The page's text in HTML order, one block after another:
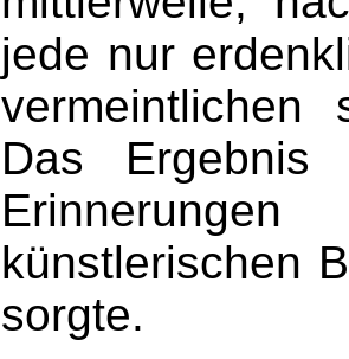
jede nur
vermeintlichen
Das Ergebnis
künstlerischen
sorgte.